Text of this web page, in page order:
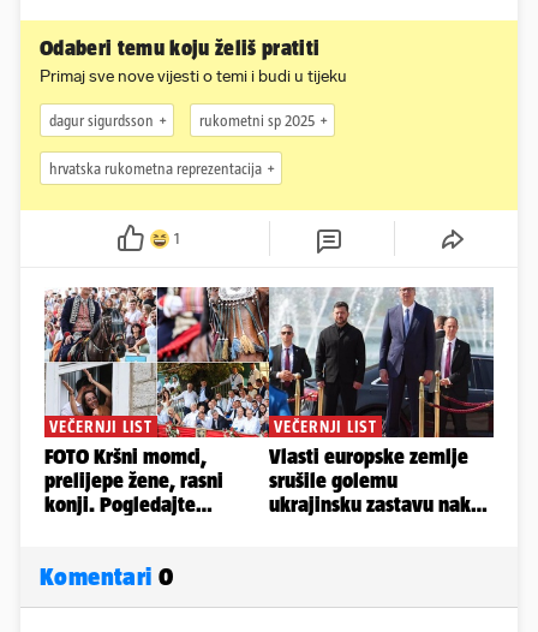
Odaberi temu koju želiš pratiti
Primaj sve nove vijesti o temi i budi u tijeku
dagur sigurdsson rukometni sp 2025
hrvatska rukometna reprezentacija
1
Komentari 0